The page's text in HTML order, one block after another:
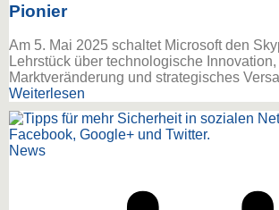
Pionier
Am 5. Mai 2025 schaltet Microsoft den
Lehrstück über technologische Innovation,
Marktveränderung und strategisches
Weiterlesen
News